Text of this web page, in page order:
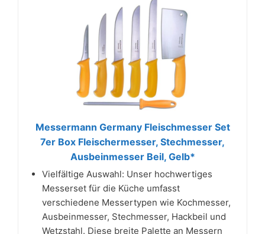
Messermann Germany Fleischmesser Set
7er Box Fleischermesser, Stechmesser,
Ausbeinmesser Beil, Gelb*
Vielfältige Auswahl: Unser hochwertiges
Messerset für die Küche umfasst
verschiedene Messertypen wie Kochmesser,
Ausbeinmesser, Stechmesser, Hackbeil und
Wetzstahl. Diese breite Palette an Messern